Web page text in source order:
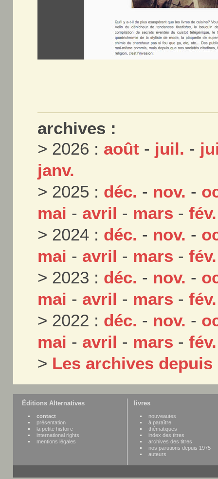
archives :
> 2026 : août - juil. -
janv.
> 2025 : déc. - nov. -
mai - avril - mars -fév.
> 2024 : déc. - nov. -
mai - avril - mars -fév.
> 2023 : déc. - nov. -
mai - avril - mars -fév.
> 2022 : déc. - nov. -
mai - avril - mars -fév.
> Les archives depuis
Éditions Alternatives
contact
présentation
la petite histoire
international rights
mentions légales
livres
nouveautes
à paraître
thématiques
index des titres
archives des titres
nos parutions depuis 1975
auteurs